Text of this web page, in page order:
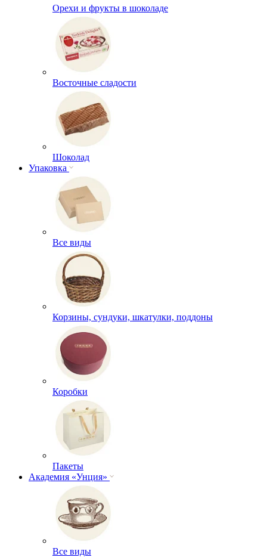
Орехи и фрукты в шоколаде
Восточные сладости
Шоколад
Упаковка
Все виды
Корзины, сундуки, шкатулки, поддоны
Коробки
Пакеты
Академия «Унция»
Все виды